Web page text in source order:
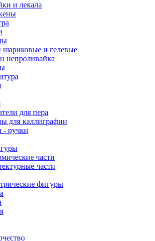
и лекала
шариковые и гелевые
непроливайка
для пера
для каллиграфии
- ручки
части
части
фигуры